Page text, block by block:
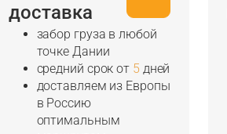
доставка
забор груза в любой
точке Дании
средний срок от 5 дней
доставляем из Европы
в Россию
оптимальным